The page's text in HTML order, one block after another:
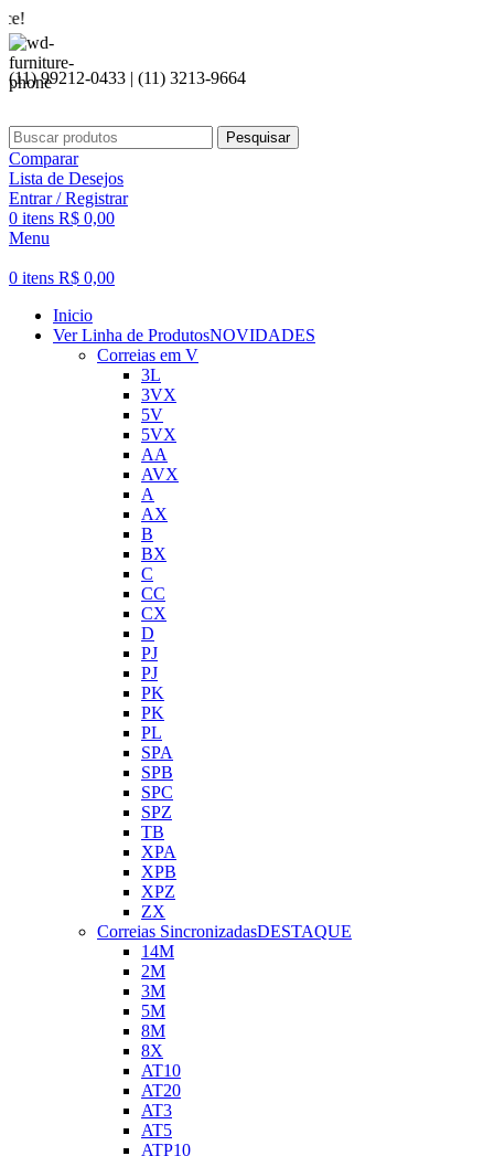
(11) 99212-0433 | (11) 3213-9664
Pesquisar
Comparar
Lista de Desejos
Entrar / Registrar
0 itens R$ 0,00
Menu
0 itens R$ 0,00
Inicio
Ver Linha de ProdutosNOVIDADES
Correias em V
3L
3VX
5V
5VX
AA
AVX
A
AX
B
BX
C
CC
CX
D
PJ
PJ
PK
PK
PL
SPA
SPB
SPC
SPZ
TB
XPA
XPB
XPZ
ZX
Correias SincronizadasDESTAQUE
14M
2M
3M
5M
8M
8X
AT10
AT20
AT3
AT5
ATP10